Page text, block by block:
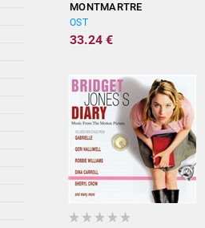
MONTMARTRE
(ORIGINAL
SOUNDTRACK)
OST
33.24 €